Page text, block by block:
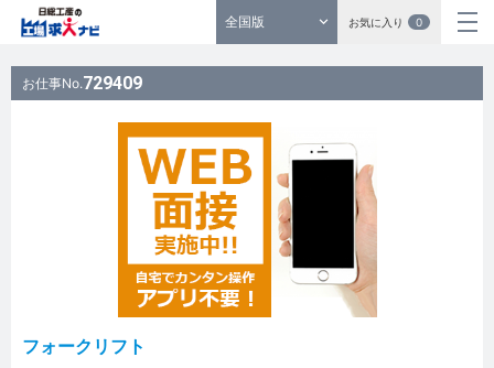
全国版 お気に入り 0
お仕事No.729409
フォークリフト